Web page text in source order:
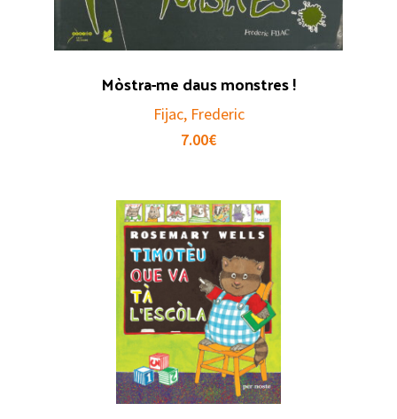
Mòstra-me daus monstres !
Fijac, Frederic
7.00€